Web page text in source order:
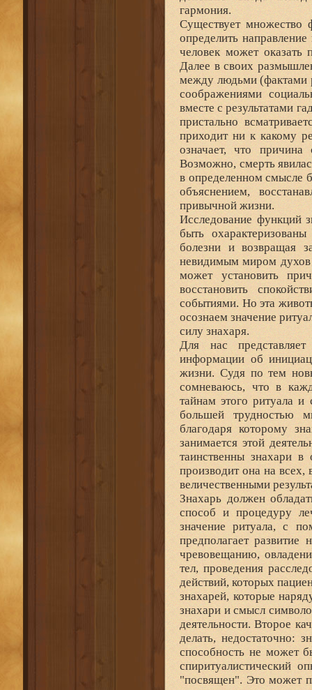
гармония.
Существует множество
определить
человек может оказать
Далее в своих
между людьми (фактами
соображениями
вместе с результатами
пристально
приходит ни к какому
означает, что
Возможно, смерть
в определенном смысле
объяснением,
привычной жизни.
Исследование функций
быть
болезни и возвращая
невидимым миром духов
может установить
восстановить
событиями. Но эта
осознаем значение
силу знахаря.
Для нас
информации об
жизни. Судя по тем
сомневаюсь, что в
тайнам этого ритуала
большей трудностью
благодаря которому
занимается этой
таинственны знахари
производит она на
величественными
Знахарь должен
способ и процедуру
значение ритуала, с
предполагает развитие
чревовещанию,
тел, проведения
действий, которых
знахарей, которые
знахари и смысл
деятельности. Второе
делать, недостаточно:
способность не может
спиритуалистический
"посвящен". Это может